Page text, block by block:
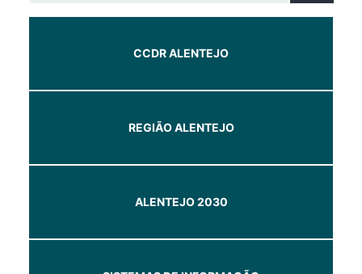
CCDR ALENTEJO
REGIÃO ALENTEJO
ALENTEJO 2030